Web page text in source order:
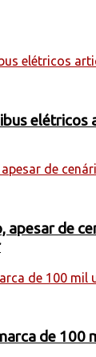
elétricos
apesar de
de 100